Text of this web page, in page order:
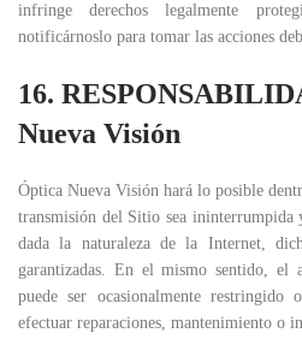
infringe derechos legalmente
notificárnoslo para tomar las acciones
16.
Nueva Visión
Óptica Nueva Visión hará lo posible
transmisión del Sitio sea
dada la naturaleza de la Internet,
garantizadas. En el mismo sentido, el
puede ser ocasionalmente
efectuar reparaciones, mantenimiento o